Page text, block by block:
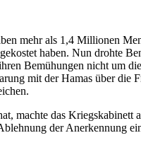
mehr als 1,4 Millionen
haben. Nun drohte
Bemühungen nicht um
mit der Hamas über die
machte das
der Anerkennung